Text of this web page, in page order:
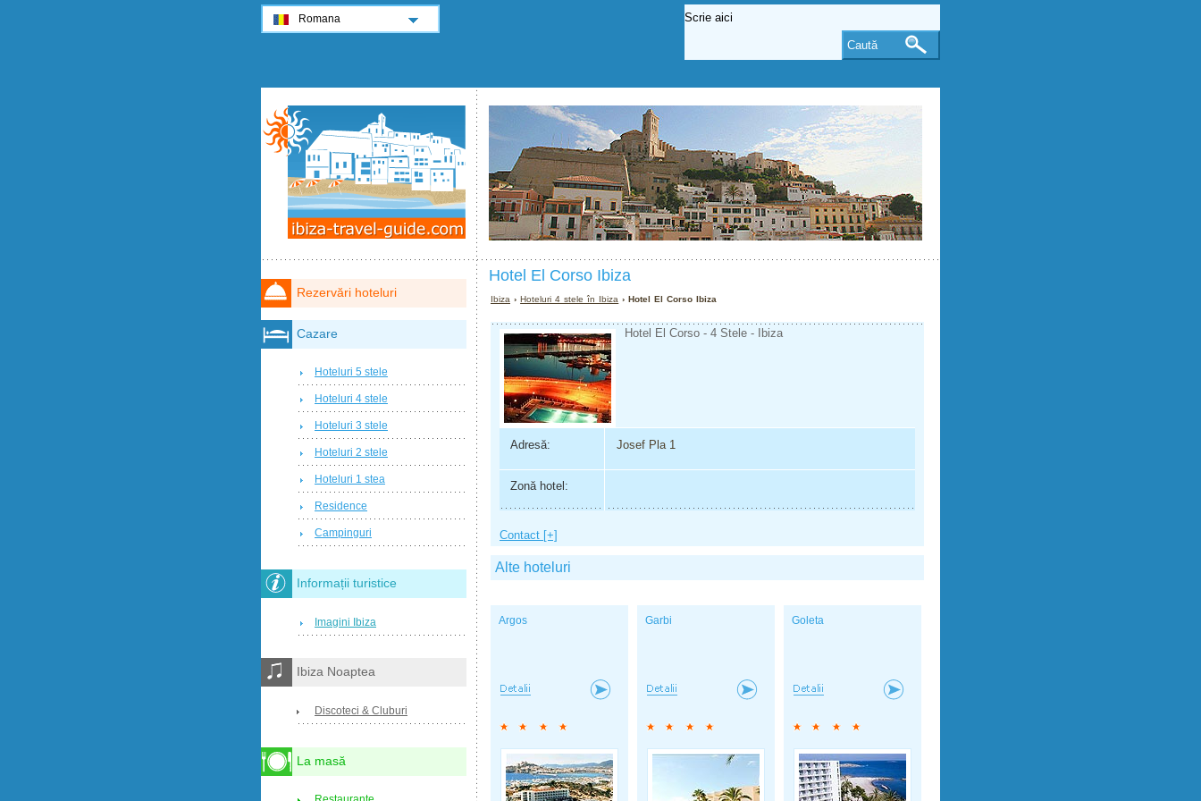
Hotel El Corso Ibiza
Ibiza ›Hoteluri 4 stele în Ibiza › Hotel El Corso Ibiza
Hotel El Corso - 4 Stele - Ibiza
Adresă: Josef Pla 1
Zonă hotel:
Contact [+]
Alte hoteluri
Argos Garbi Goleta
Rezervări hoteluri
Cazare
Hoteluri 5 stele
Hoteluri 4 stele
Hoteluri 3 stele
Hoteluri 2 stele
Hoteluri 1 stea
Residence
Campinguri
Informații turistice
Imagini Ibiza
Ibiza Noaptea
Discoteci & Cluburi
La masă
Romana
Caută